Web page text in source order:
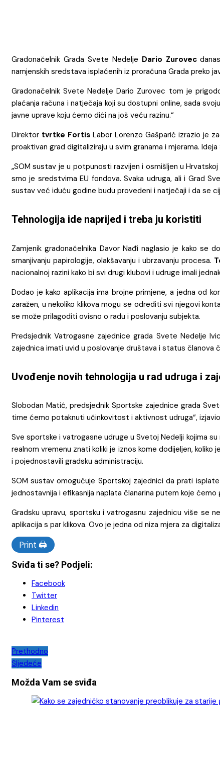
Gradonačelnik Grada Svete Nedelje Dario Zurovec
namjenskih sredstava isplaćenih iz proračuna Grada preko
Gradonačelnik Svete Nedelje Dario Zurovec tom je
plaćanja računa i natječaja koji su dostupni online, sada
javne uprave koju ćemo dići na još veću razinu.“
Direktor tvrtke FortisLabor Lorenzo Gašparić izrazio je
proaktivan grad digitaliziraju u svim granama i mjerama.
„SOM sustav je u potpunosti razvijen i osmišljen u
smo je sredstvima EU fondova. Svaka udruga, ali i Grad
sustav već iduću godine budu provedeni i natječaji i da se
Tehnologija ide naprijed i treba ju koristiti
Zamjenik gradonačelnika Davor Nađi naglasio je kako se
smanjivanju papirologije, olakšavanju i ubrzavanju procesa.
nacionalnoj razini kako bi svi drugi klubovi i udruge imali
Dodao je kako aplikacija ima brojne primjene, a jedna od
zaražen, u nekoliko klikova mogu se odrediti svi njegovi
se može prilagoditi ovisno o radu i poslovanju subjekta.
Predsjednik Vatrogasne zajednice grada Svete Nedelje
zajednica imati uvid u poslovanje društava i status
Uvođenje novih tehnologija u rad udruga i
Slobodan Matić, predsjednik Sportske zajednice grada
time ćemo potaknuti učinkovitost i aktivnost udruga“,
Sve sportske i vatrogasne udruge u Svetoj Nedelji kojima
realnom vremenu znati koliki je iznos kome dodijeljen,
i pojednostavili gradsku administraciju.
SOM sustav omogućuje Sportskoj zajednici da prati
jednostavnija i efikasnija naplata članarina putem koje
Gradsku upravu, sportsku i vatrogasnu zajednicu više se
aplikacija s par klikova. Ovo je jedna od niza mjera za
Print 🖨
Sviđa ti se? Podjeli:
Facebook
Twitter
Linkedin
Pinterest
Navigacija
objava
Prethodno
Sljedeće
Možda Vam se sviđa